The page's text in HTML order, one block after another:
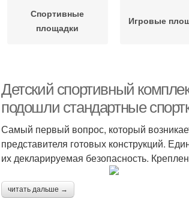
Спортивные
площадки
Игровые
Детский спортивный
подошли стандартные
Самый первый вопрос, который
представителя готовых конструкций.
их декларируемая безопасность.
читать дальше →